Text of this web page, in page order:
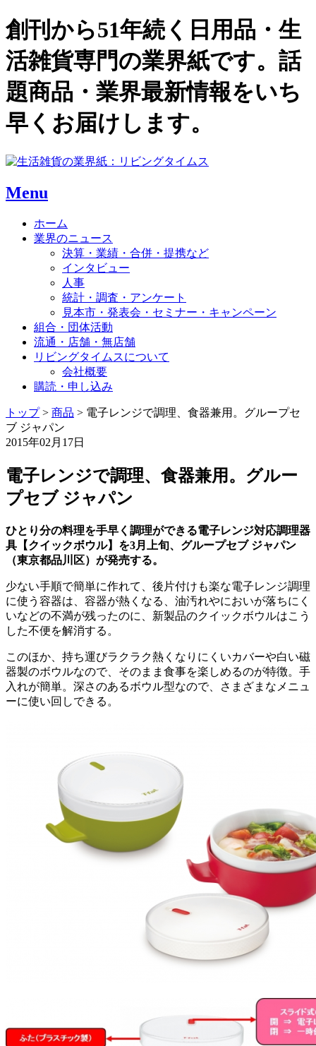
創刊から51年続く日用品・生
活雑貨専門の業界紙です。話
題商品・業界最新情報をいち
早くお届けします。
Menu
ホーム
業界のニュース
決算・業績・合併・提携など
インタビュー
人事
統計・調査・アンケート
見本市・発表会・セミナー・キャンペーン
組合・団体活動
流通・店舗・無店舗
リビングタイムスについて
会社概要
購読・申し込み
トップ> 商品 > 電子レンジで調理、食器兼用。グループセ
ブ ジャパン
2015年02月17日
電子レンジで調理、食器兼用。グルー
プセブ ジャパン
ひとり分の料理を手早く調理ができる電子レンジ対応調理器
具【クイックボウル】を3月上旬、グループセブ ジャパン
（東京都品川区）が発売する。
少ない手順で簡単に作れて、後片付けも楽な電子レンジ調理
に使う容器は、容器が熱くなる、油汚れやにおいが落ちにく
いなどの不満が残ったのに、新製品のクイックボウルはこう
した不便を解消する。
このほか、持ち運びラクラク熱くなりにくいカバーや白い磁
器製のボウルなので、そのまま食事を楽しめるのが特徴。手
入れが簡単。深さのあるボウル型なので、さまざまなメニュ
ーに使い回しできる。